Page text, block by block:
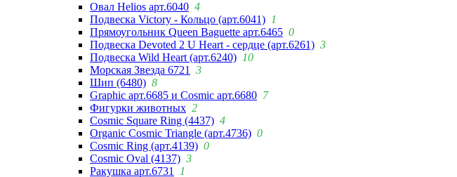
Овал Helios арт.6040 4
Подвеска Victory - Кольцо (арт.6041) 1
Прямоугольник Queen Baguette арт.6465 0
Подвеска Devoted 2 U Heart - сердце (арт.6261) 3
Подвеска Wild Heart (арт.6240) 10
Морская Звезда 6721
3
Шип (6480) 8
Graphic арт.6685 и Cosmic арт.6680 7
Фигурки животных 2
Cosmic Square Ring (4437) 4
Organic Cosmic Triangle (арт.4736) 0
Cosmic Ring (арт.4139) 0
Cosmic Oval (4137) 3
Ракушка арт.6731
1